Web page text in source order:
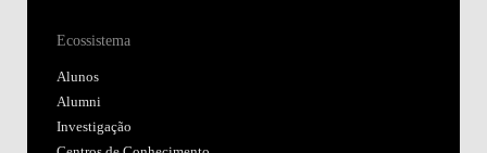
Ecossistema
Alunos
Alumni
Investigação